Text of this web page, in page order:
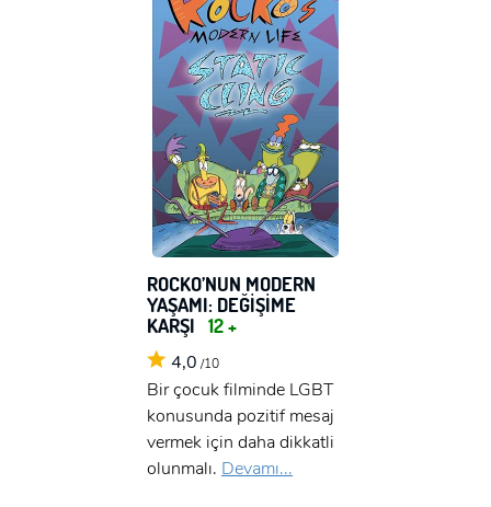
ROCKO’NUN MODERN
YAŞAMI: DEĞİŞİME
KARŞI 12 +
4,0 /10
Bir çocuk filminde LGBT
konusunda pozitif mesaj
vermek için daha dikkatli
olunmalı. Devamı...